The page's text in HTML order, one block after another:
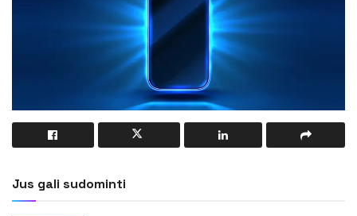
Jus gali sudominti